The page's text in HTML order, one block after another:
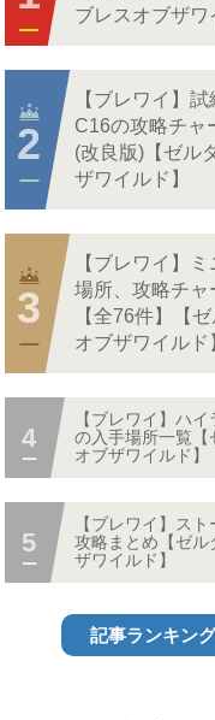
ブレスオブザワ
【ブレワイ】
C16の攻略チャ
(改良版)【ゼル
ザワイルド】
【ブレワイ】
場所、攻略チャ
【全76件】【
オブザワイルド
【ブレワイ】ハ
の入手場所一覧【
オブザワイルド】
【ブレワイ】ス
攻略まとめ【ゼ
ザワイルド】
記事ランキン